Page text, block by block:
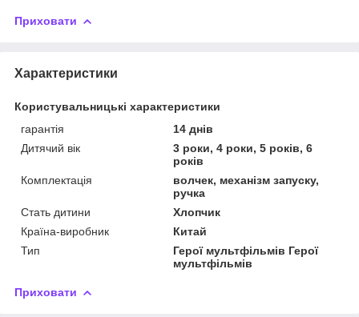
Приховати
Характеристики
Користувальницькі характеристики
гарантія
14 днів
Дитячий вік
3 роки, 4 роки, 5 років, 6
років
Комплектація
волчек, механізм запуску,
ручка
Стать дитини
Хлопчик
Країна-виробник
Китай
Тип
Герої мультфільмів Герої
мультфільмів
Приховати